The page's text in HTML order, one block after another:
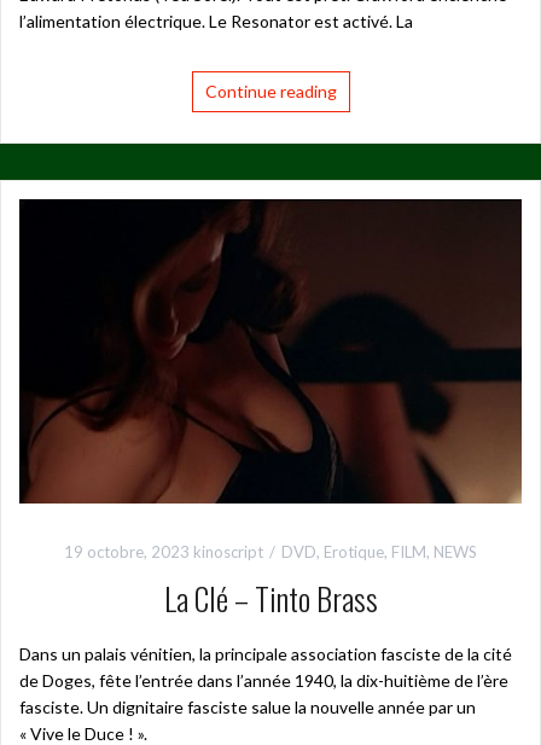
l’alimentation électrique. Le Resonator est activé. La
Continue reading
19 octobre, 2023 kinoscript DVD, Erotique, FILM, NEWS
La Clé – Tinto Brass
Dans un palais vénitien, la principale association fasciste de la cité
de Doges, fête l’entrée dans l’année 1940, la dix-huitième de l’ère
fasciste. Un dignitaire fasciste salue la nouvelle année par un
« Vive le Duce ! ».